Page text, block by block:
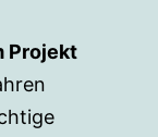
Projekt